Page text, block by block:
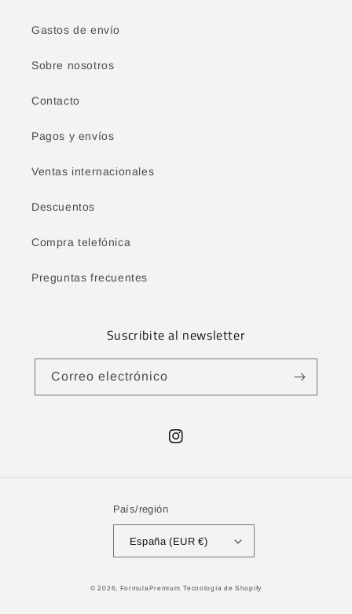
Gastos de envío
Sobre nosotros
Contacto
Pagos y envíos
Ventas internacionales
Descuentos
Compra telefónica
Preguntas frecuentes
Suscribite al newsletter
Correo electrónico
Instagram
País/región
España (EUR €)
© 2026, FormulaPremium Tecnología de Shopify